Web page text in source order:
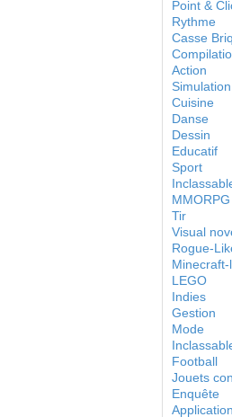
Point &
Rythme
Casse
Action
Simulation
Cuisine
Danse
Dessin
Educatif
Sport
MMORPG
Tir
Visual
Rogue-
Minecraft-
LEGO
Indies
Gestion
Mode
Football
Jouets
Enquête
Application